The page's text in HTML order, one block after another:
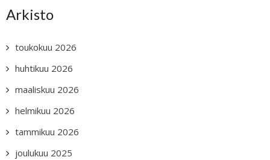
Arkisto
toukokuu 2026
huhtikuu 2026
maaliskuu 2026
helmikuu 2026
tammikuu 2026
joulukuu 2025